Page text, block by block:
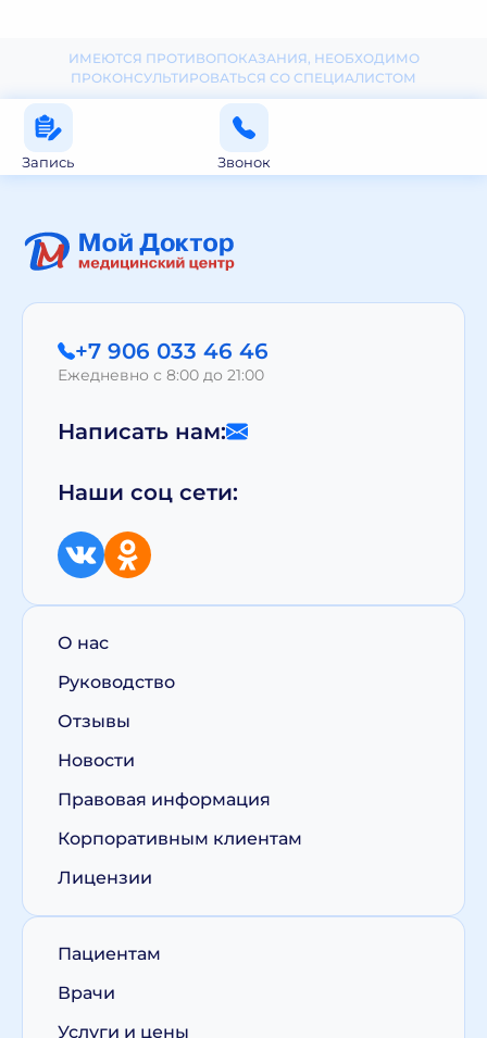
ИМЕЮТСЯ ПРОТИВОПОКАЗАНИЯ, НЕОБХОДИМО
ПРОКОНСУЛЬТИРОВАТЬСЯ СО СПЕЦИАЛИСТОМ
Запись Звонок
+7 906 033 46 46
Ежедневно с 8:00 до 21:00
Написать нам:
Наши соц сети:
О нас
Руководство
Отзывы
Новости
Правовая информация
Корпоративным клиентам
Лицензии
Пациентам
Врачи
Услуги и цены